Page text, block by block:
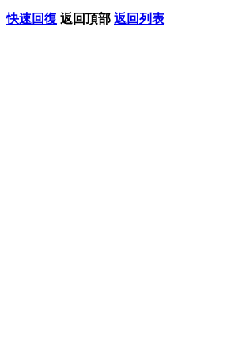
快速回復 返回頂部 返回列表